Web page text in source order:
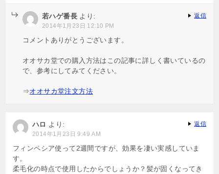
若ハゲ番長 より:
2014年1月23日 12:10 PM
コメントありがとうございます。
オオサカ堂での購入方法はこの記事に詳しく書いているの
で、参考にしてみてください。
⇒オオサカ堂注文方法
返信
ハロ より:
2014年1月23日 9:49 AM
フィンペシア使って2週間ですが、効果を凄い実感していま
す。
柔毛化の時点で使用したからでしょうか？髪が固くなってき
返信